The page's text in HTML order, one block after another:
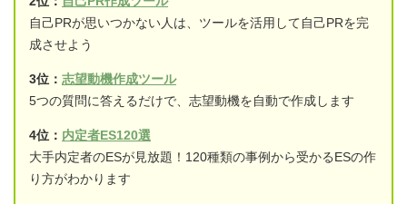
自己PRが思いつかない人は、ツールを活用して自己PRを完
成させよう
3位： 志望動機作成ツール
5つの質問に答えるだけで、志望動機を自動で作成します
4位： 内定者ES120選
大手内定者のESが見放題！120種類の事例から受かるESの作
り方がわかります